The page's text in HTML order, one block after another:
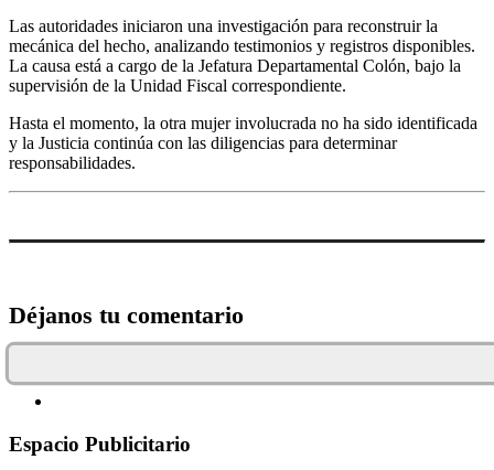
Las autoridades iniciaron una investigación para reconstruir la
mecánica del hecho, analizando testimonios y registros disponibles.
La causa está a cargo de la Jefatura Departamental Colón, bajo la
supervisión de la Unidad Fiscal correspondiente.
Hasta el momento, la otra mujer involucrada no ha sido identificada
y la Justicia continúa con las diligencias para determinar
responsabilidades.
Déjanos tu comentario
Espacio Publicitario